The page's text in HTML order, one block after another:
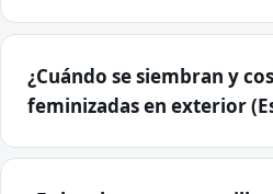
¿Cuándo se siembran y
feminizadas en exterior